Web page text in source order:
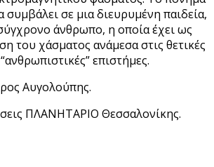
συμβάλει σε μια διευρυμένη παιδεία,
άνθρωπο, η οποία έχει ως
του χάσματος ανάμεσα στις θετικές
επιστήμες.
Αυγολούπης.
ΠΛΑΝΗΤΑΡΙΟ Θεσσαλονίκης.